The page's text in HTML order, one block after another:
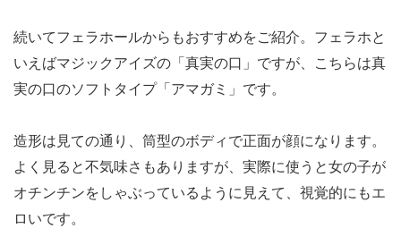
続いてフェラホールからもおすすめをご紹介。フェラホと
いえばマジックアイズの「真実の口」ですが、こちらは真
実の口のソフトタイプ「アマガミ」です。
造形は見ての通り、筒型のボディで正面が顔になります。
よく見ると不気味さもありますが、実際に使うと女の子が
オチンチンをしゃぶっているように見えて、視覚的にもエ
ロいです。